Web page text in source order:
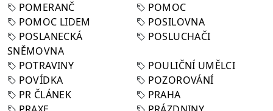
POMERANČ
POMOC
POMOC LIDEM
POSILOVNA
POSLANECKÁ
SNĚMOVNA
POSLUCHAČI
POTRAVINY
POULIČNÍ UMĚLCI
POVÍDKA
POZOROVÁNÍ
PR ČLÁNEK
PRAHA